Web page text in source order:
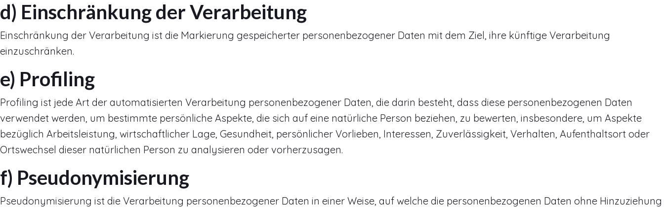
d) Einschränkung der Verarbeitung
Einschränkung der Verarbeitung ist die Markierung gespeicherter personenbezogener Daten mit dem Ziel, ihre künftige Verarbeitung
einzuschränken.
e) Profiling
Profiling ist jede Art der automatisierten Verarbeitung personenbezogener Daten, die darin besteht, dass diese personenbezogenen Daten
verwendet werden, um bestimmte persönliche Aspekte, die sich auf eine natürliche Person beziehen, zu bewerten, insbesondere, um Aspekte
bezüglich Arbeitsleistung, wirtschaftlicher Lage, Gesundheit, persönlicher Vorlieben, Interessen, Zuverlässigkeit, Verhalten, Aufenthaltsort oder
Ortswechsel dieser natürlichen Person zu analysieren oder vorherzusagen.
f) Pseudonymisierung
Pseudonymisierung ist die Verarbeitung personenbezogener Daten in einer Weise, auf welche die personenbezogenen Daten ohne Hinzuziehung